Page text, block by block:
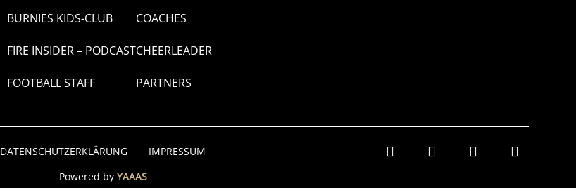
BURNIES KIDS-CLUB
FIRE INSIDER – PODCAST
FOOTBALL STAFF
COACHES
CHEERLEADER
PARTNERS
DATENSCHUTZERKLÄRUNG
IMPRESSUM
Powered by YAAAS